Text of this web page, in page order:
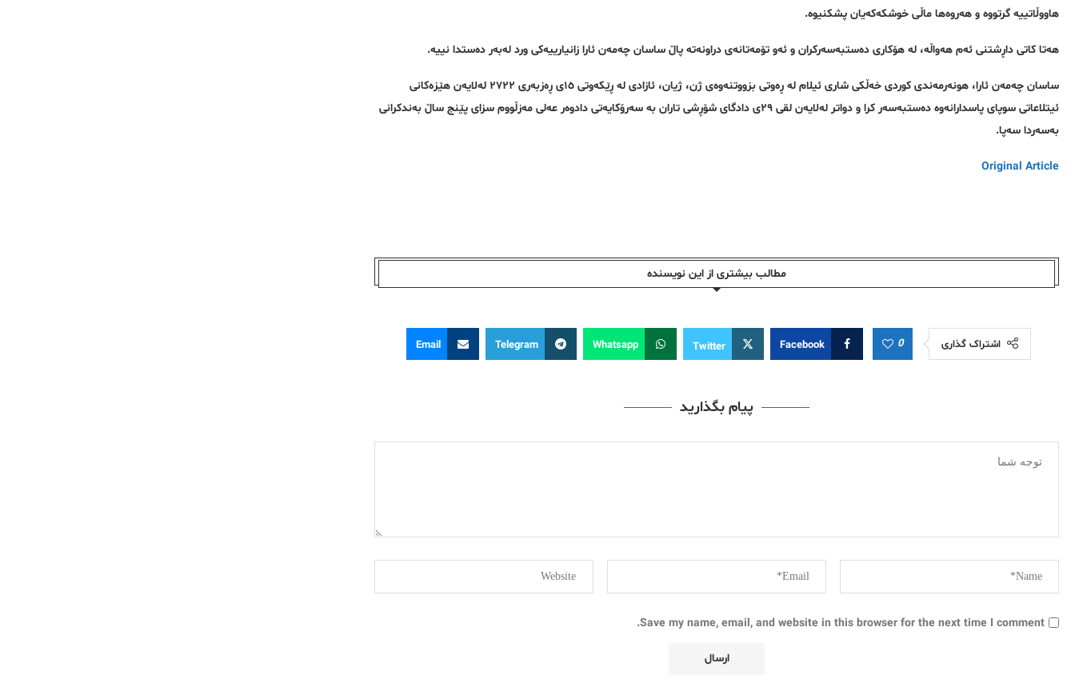
هاووڵاتییە گرتووە و هەروەها ماڵی خوشکەکەیان پشکنیوە.
هەتا کاتی داڕشتنی ئەم هەواڵە، لە هۆکاری دەستبەسەرکران و ئەو تۆمەتانەی دراونەتە پاڵ ساسان چەمەن ئارا زانیارییەکی ورد لەبەر دەستدا نییە.
ساسان چەمەن ئارا، هونەرمەندی کوردی خەڵکی شاری ئیلام لە ڕەوتی بزووتنەوەی ژن، ژیان، ئازادی لە ڕێکەوتی ١٥ی ڕەزبەری ٢٧٢٢ لەلایەن هێزەکانی
ئیتلاعاتی سوپای پاسدارانەوە دەستبەسەر کرا و دواتر لەلایەن لقی ٢٩ی دادگای شۆڕشی تاران بە سەرۆکایەتی دادوەر عەلی مەزڵووم سزای پێنج ساڵ بەندکرانی
بەسەردا سەپا.
Original Article
مطالب بیشتری از این نویسندە
اشتراک گذاری 0
Facebook
Twitter
Whatsapp
Telegram
Email
پیام بگذارید
Save my name, email, and website in this browser for the next time I comment.